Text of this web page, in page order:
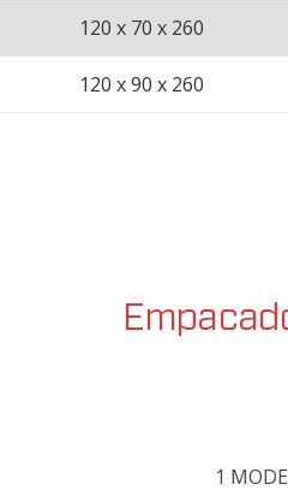
120 x 70 x 260
120 x 90 x 260
1